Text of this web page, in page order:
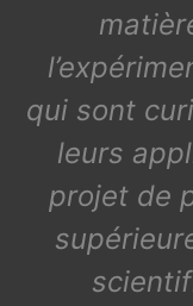
qui sont
leurs
projet de